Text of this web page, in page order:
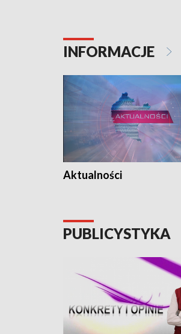
INFORMACJE
Aktualności
PUBLICYSTYKA